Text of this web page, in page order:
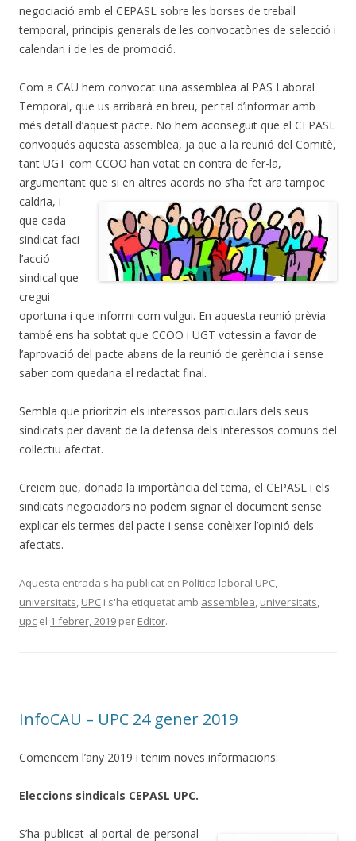
negociació amb el CEPASL sobre les borses de treball
temporal, principis generals de les convocatòries de selecció i
calendari i de les de promoció.
Com a CAU hem convocat una assemblea al PAS Laboral
Temporal, que us arribarà en breu, per tal d’informar amb
més detall d’aquest pacte. No hem aconseguit que el CEPASL
convoqués aquesta assemblea, ja que a la reunió del Comitè,
tant UGT com CCOO han votat en contra de fer-la,
argumentant que si en altres acords no s’ha fet ara tampoc
caldria, i
que cada
sindicat faci
l’acció
sindical que
cregui
oportuna i que informi com vulgui. En aquesta reunió prèvia
també ens ha sobtat que CCOO i UGT votessin a favor de
l’aprovació del pacte abans de la reunió de gerència i sense
saber com quedaria el redactat final.
Sembla que prioritzin els interessos particulars dels seus
sindicats per davant de la defensa dels interessos comuns del
col·lectiu afectat.
Creiem que, donada la importància del tema, el CEPASL i els
sindicats negociadors no podem signar el document sense
explicar els termes del pacte i sense conèixer l’opinió dels
afectats.
Aquesta entrada s'ha publicat en Política laboral UPC
universitats UPC i s'ha etiquetat amb assemblea universitats
upc el 1 febrer, 2019 per Editor.
InfoCAU – UPC 24 gener 2019
Comencem l’any 2019 i tenim noves informacions:
Eleccions sindicals CEPASL UPC.
S’ha publicat al portal de personal